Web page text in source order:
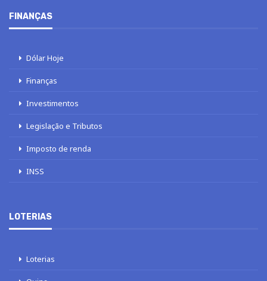
FINANÇAS
Dólar Hoje
Finanças
Investimentos
Legislação e Tributos
Imposto de renda
INSS
LOTERIAS
Loterias